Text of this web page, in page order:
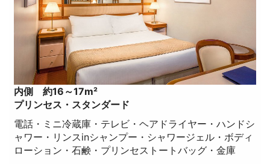
内側 約16～17m²
プリンセス・スタンダード
電話・ミニ冷蔵庫・テレビ・ヘアドライヤー・ハンドシ
ャワー・リンスinシャンプー・シャワージェル・ボディ
ローション・石鹸・プリンセストートバッグ・金庫